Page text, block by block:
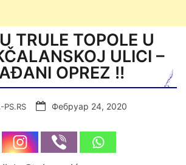
TRULE TOPOLE U
ULICI –
OPREZ !!
PS.RS Фебруар 24, 2020